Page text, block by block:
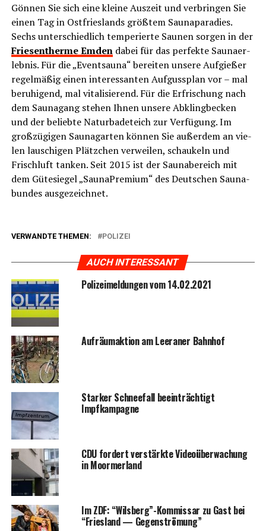
Gön­nen Sie sich eine klei­ne Aus­zeit und ver­brin­gen Sie
einen Tag in Ost­fries­lands größ­tem Sau­na­pa­ra­dies.
Sechs unter­schied­lich tem­pe­rier­te Sau­nen sor­gen in der
Frie­sen­ther­me Emdendabei für das per­fek­te Sau­na­er­
leb­nis. Für die „Eventsauna“ berei­ten unse­re Auf­gie­ßer
regel­mä­ßig einen inter­es­san­ten Auf­guss­plan vor – mal
beru­hi­gend, mal vita­li­sie­rend. Für die Erfri­schung nach
dem Sau­na­gang ste­hen Ihnen unse­re Abkling­be­cken
und der belieb­te Natur­ba­de­teich zur Ver­fü­gung. Im
groß­zü­gi­gen Sau­na­gar­ten kön­nen Sie außer­dem an vie­
len lau­schi­gen Plätz­chen ver­wei­len, schau­keln und
Frisch­luft tan­ken. Seit 2015 ist der Sau­na­be­reich mit
dem Güte­sie­gel „Sau­n­a­Pre­mi­um“ des Deut­schen Sau­na­
bun­des ausgezeichnet.
VERWANDTE THEMEN: POLIZEI
AUCH INTERESSANT
Poli­zei­mel­dun­gen vom 14.02.2021
Auf­räum­ak­ti­on am Leera­ner Bahnhof
Star­ker Schnee­fall beein­träch­tigt
Impfkampagne
CDU for­dert ver­stärk­te Video­über­wa­chung
in Moormerland
Im ZDF: “Wilsberg”-Kommissar zu Gast bei
“Fries­land — Gegenströmung”